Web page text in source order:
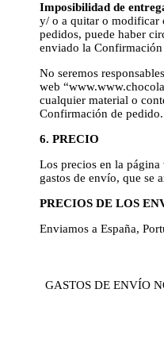
Imposibilidad de
y/ o a quitar o modificar
pedidos, puede haber
enviado la Confirmación
No seremos
web
cualquier material o
Confirmación de pedido.
6. PRECIO
Los precios en la
gastos de envío, que se
PRECIOS DE LOS
Enviamos a España,
GASTOS DE ENVÍO